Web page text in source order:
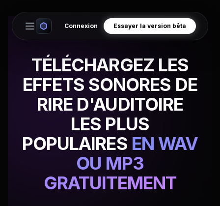
Open main menu
Connexion Essayer la version bêta
TÉLÉCHARGEZ LES
EFFETS SONORES DE
RIRE D'AUDITOIRE
LES PLUS
POPULAIRES EN WAV
OU MP3
GRATUITEMENT